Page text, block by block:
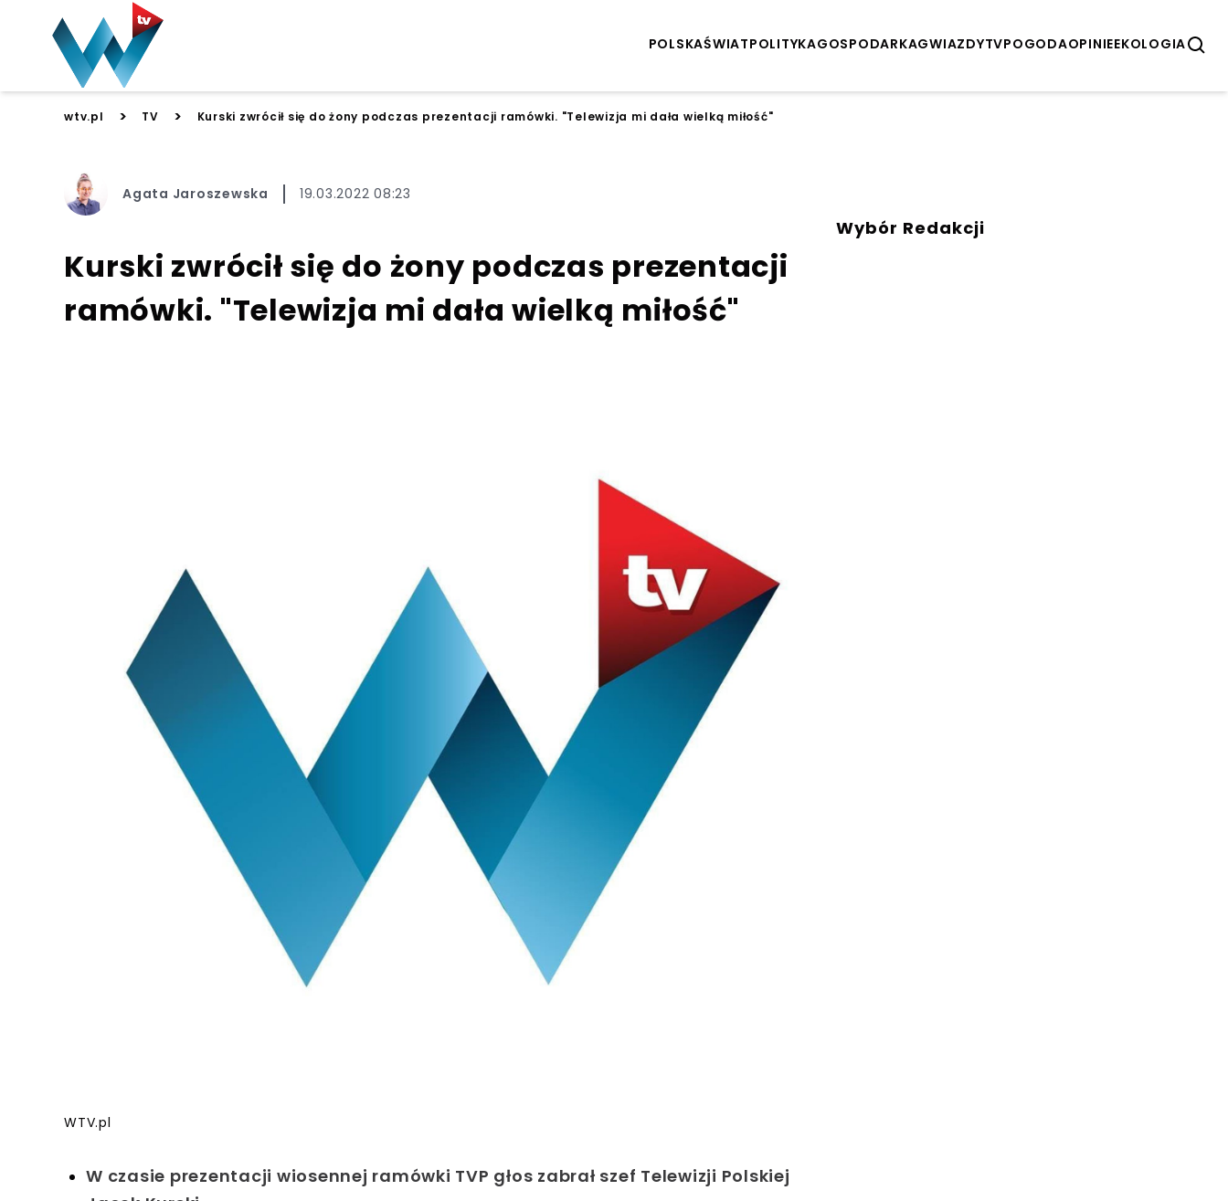
POLSKAŚWIATPOLITYKAGOSPODARKAGWIAZDYTVPOGODAOPINIEEKOLOGIA
wtv.pl > TV > Kurski zwrócił się do żony podczas prezentacji ramówki. "Telewizja mi dała wielką miłość"
Agata Jaroszewska 19.03.2022 08:23
Kurski zwrócił się do żony podczas prezentacji
ramówki. "Telewizja mi dała wielką miłość"
WTV.pl
W czasie prezentacji wiosennej ramówki TVP głos zabrał szef Telewizji Polskiej
Wybór Redakcji